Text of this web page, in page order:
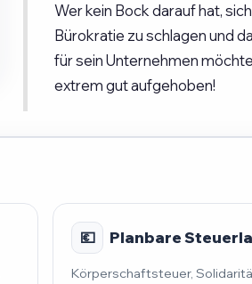
Wer kein Bock darauf hat,
Bürokratie zu schlagen und
für sein Unternehmen
extrem gut aufgehoben!
💶 Planbare
Körperschaftsteuer,